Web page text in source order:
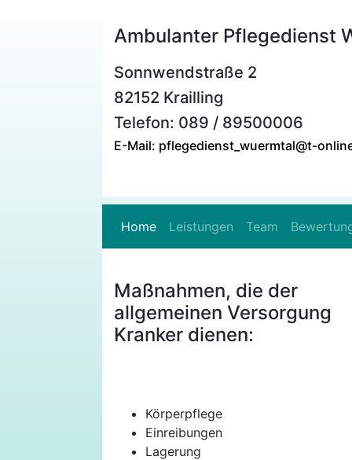
Ambulanter Pflegedienst
Sonnwendstraße 2
82152 Krailling
Telefon: 089 / 89500006
E-Mail: pflegedienst_wuermtal@t-
Home Leistungen Team
Maßnahmen, die der
allgemeinen Versorgung
Kranker dienen:
Körperpflege
Einreibungen
Lagerung